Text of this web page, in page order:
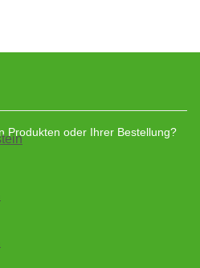
Produkten oder Ihrer Bestellung?